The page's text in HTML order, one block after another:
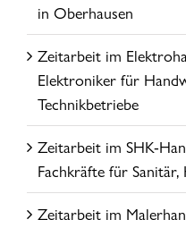
in Oberhausen
Zeitarbeit im
Elektroniker für
Technikbetriebe
Zeitarbeit im SHK-
Fachkräfte für
Zeitarbeit im